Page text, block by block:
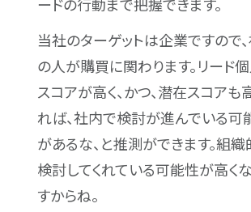
当社のターゲットは企業ですので
の人が購買に関わります。リード
スコアが高く、かつ、潜在スコアも
れば、社内で検討が進んでいる可
があるな、と推測ができます。組織
検討してくれている可能性が高く
すからね。